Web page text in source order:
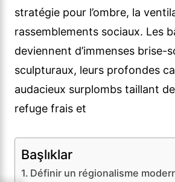
stratégie pour l’ombre, la
rassemblements sociaux. Les
deviennent d’immenses brise-
sculpturaux, leurs profondes
audacieux surplombs taillant
refuge frais et
Başlıklar
Définir un régionalisme